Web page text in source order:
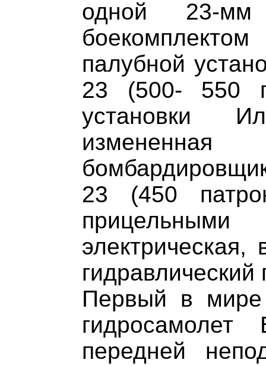
одной 23-
палубной
23 (500- 550
установки
23 (450
гидравлический
Первый в мире
передней